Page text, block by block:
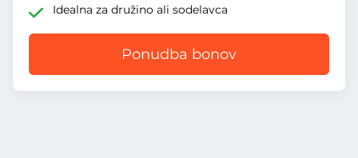
Idealna za družino ali sodelavca
Ponudba bonov